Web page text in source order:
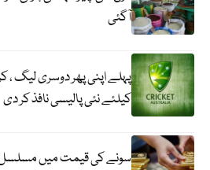
آگئی
پہلے اپنی پھر دوسری لیگ ،
کیلئے نئی پالیسی نافذ کر دی
سونے کی قیمت میں مسلسل